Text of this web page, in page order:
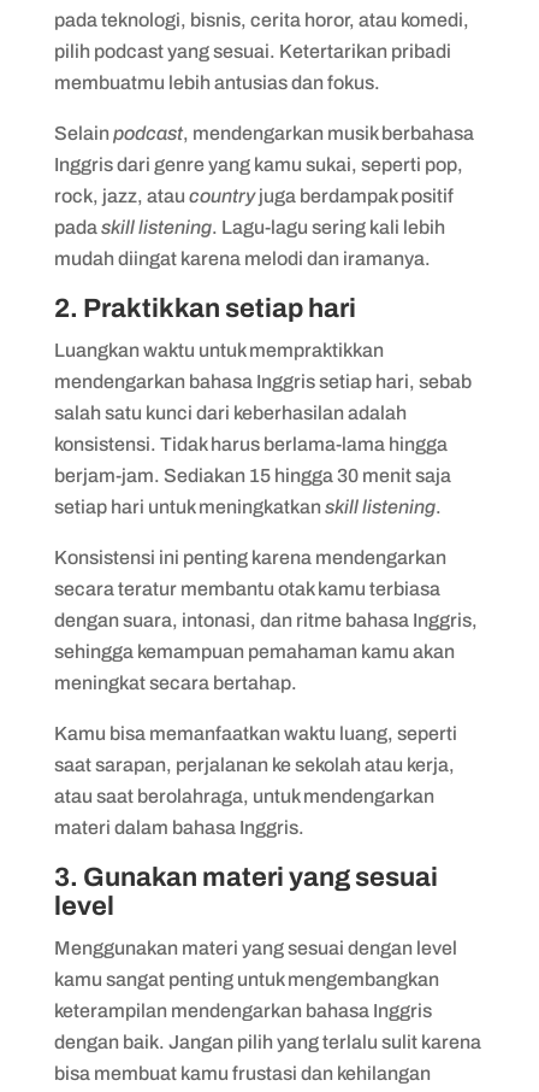
pada teknologi, bisnis, cerita horor, atau komedi,
pilih podcast yang sesuai. Ketertarikan pribadi
membuatmu lebih antusias dan fokus.
Selainpodcast, mendengarkan musik berbahasa
Inggris dari genre yang kamu sukai, seperti pop,
rock, jazz, atau countryjuga berdampak positif
pada skill listening. Lagu-lagu sering kali lebih
mudah diingat karena melodi dan iramanya.
2. Praktikkan setiap hari
Luangkan waktu untuk mempraktikkan
mendengarkan bahasa Inggris setiap hari, sebab
salah satu kunci dari keberhasilan adalah
konsistensi. Tidak harus berlama-lama hingga
berjam-jam. Sediakan 15 hingga 30 menit saja
setiap hari untuk meningkatkanskill listening.
Konsistensi ini penting karena mendengarkan
secara teratur membantu otak kamu terbiasa
dengan suara, intonasi, dan ritme bahasa Inggris,
sehingga kemampuan pemahaman kamu akan
meningkat secara bertahap.
Kamu bisa memanfaatkan waktu luang, seperti
saat sarapan, perjalanan ke sekolah atau kerja,
atau saat berolahraga, untuk mendengarkan
materi dalam bahasa Inggris.
3. Gunakan materi yang sesuai
level
Menggunakan materi yang sesuai dengan level
kamu sangat penting untuk mengembangkan
keterampilan mendengarkan bahasa Inggris
dengan baik. Jangan pilih yang terlalu sulit karena
bisa membuat kamu frustasi dan kehilangan